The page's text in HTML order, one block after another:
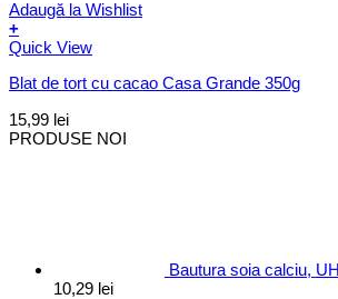
Adaugă la Wishlist
+
Quick View
Blat de tort cu cacao Casa Grande 350g
15,99 lei
PRODUSE NOI
Bautura soia calciu,
10,29 lei